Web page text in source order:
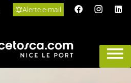
Alerte e-mail